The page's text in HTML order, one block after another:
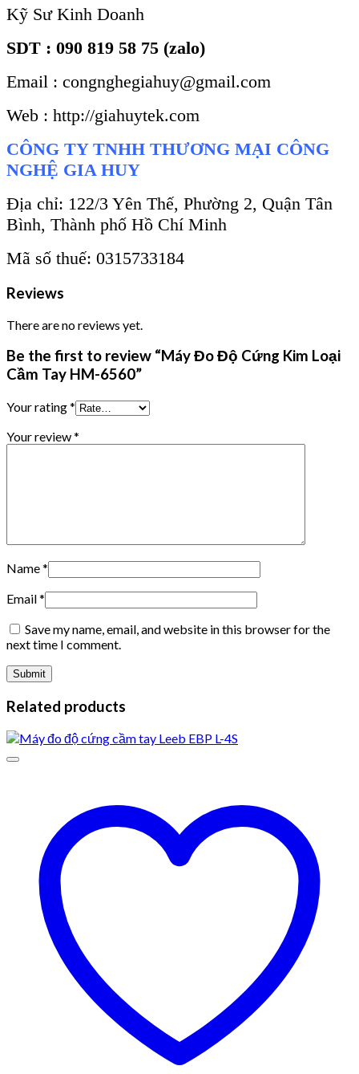
Kỹ Sư Kinh Doanh
SDT : 090 819 58 75 (zalo)
Email : congnghegiahuy@gmail.com
Web : http://giahuytek.com
CÔNG TY TNHH THƯƠNG MẠI CÔNG
NGHỆ GIA HUY
Địa chỉ: 122/3 Yên Thế, Phường 2, Quận Tân
Bình, Thành phố Hồ Chí Minh
Mã số thuế: 0315733184
Reviews
There are no reviews yet.
Be the first to review “Máy Đo Độ Cứng Kim Loại
Cầm Tay HM-6560”
Your rating*
Your review*
Name*
Email*
Save my name, email, and website in this browser for the
next time I comment.
Related products